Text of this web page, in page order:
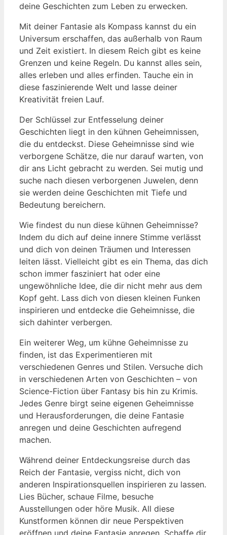
deine Geschichten zum Leben zu erwecken.
Mit deiner Fantasie als Kompass kannst du ein
Universum erschaffen, das außerhalb von Raum
und Zeit existiert. In diesem Reich gibt es keine
Grenzen und keine Regeln. Du kannst alles sein,
alles erleben und alles erfinden. Tauche ein in
diese faszinierende Welt und lasse deiner
Kreativität freien Lauf.
Der Schlüssel zur Entfesselung deiner
Geschichten liegt in den kühnen Geheimnissen,
die du entdeckst. Diese Geheimnisse sind wie
verborgene Schätze, die nur darauf warten, von
dir ans Licht gebracht zu werden. Sei mutig und
suche nach diesen verborgenen Juwelen, denn
sie werden deine Geschichten mit Tiefe und
Bedeutung bereichern.
Wie findest du nun diese kühnen Geheimnisse?
Indem du dich auf deine innere Stimme verlässt
und dich von deinen Träumen und Interessen
leiten lässt. Vielleicht gibt es ein Thema, das dich
schon immer fasziniert hat oder eine
ungewöhnliche Idee, die dir nicht mehr aus dem
Kopf geht. Lass dich von diesen kleinen Funken
inspirieren und entdecke die Geheimnisse, die
sich dahinter verbergen.
Ein weiterer Weg, um kühne Geheimnisse zu
finden, ist das Experimentieren mit
verschiedenen Genres und Stilen. Versuche dich
in verschiedenen Arten von Geschichten – von
Science-Fiction über Fantasy bis hin zu Krimis.
Jedes Genre birgt seine eigenen Geheimnisse
und Herausforderungen, die deine Fantasie
anregen und deine Geschichten aufregend
machen.
Während deiner Entdeckungsreise durch das
Reich der Fantasie, vergiss nicht, dich von
anderen Inspirationsquellen inspirieren zu lassen.
Lies Bücher, schaue Filme, besuche
Ausstellungen oder höre Musik. All diese
Kunstformen können dir neue Perspektiven
eröffnen und deine Fantasie anregen. Schaffe dir